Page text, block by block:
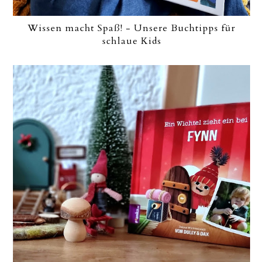
Wissen macht Spaß! - Unsere Buchtipps für
schlaue Kids